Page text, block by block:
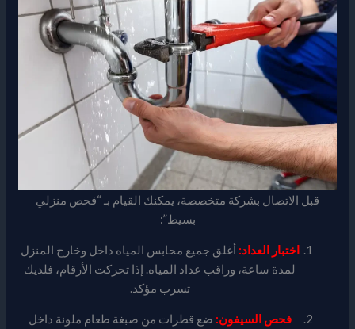
قبل الاتصال بشركة متخصصة، يمكنك القيام بـ “فحص منزلي
بسيط”:
اختبار العداد: أغلق جميع محابس المياه داخل وخارج المنزل
لمدة ساعة، وراقب عداد المياه. إذا تحركت الأرقام، فلديك
تسرب مؤكد.
فحص السيفون: ضع قطرات من صبغة طعام ملونة داخل